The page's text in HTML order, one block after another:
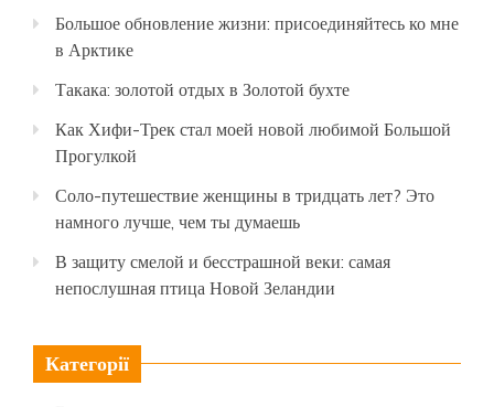
Большое обновление жизни: присоединяйтесь ко мне
в Арктике
Такака: золотой отдых в Золотой бухте
Как Хифи-Трек стал моей новой любимой Большой
Прогулкой
Соло-путешествие женщины в тридцать лет? Это
намного лучше, чем ты думаешь
В защиту смелой и бесстрашной веки: самая
непослушная птица Новой Зеландии
Категорії